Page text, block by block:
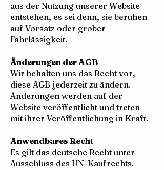
aus der Nutzung unserer Website
entstehen, es sei denn, sie beruhen
auf Vorsatz oder grober
Fahrlässigkeit.
Änderungen der AGB
Wir behalten uns das Recht vor,
diese AGB jederzeit zu ändern.
Änderungen werden auf der
Website veröffentlicht und treten
mit ihrer Veröffentlichung in Kraft.
Anwendbares Recht
Es gilt das deutsche Recht unter
Ausschluss des UN-Kaufrechts.